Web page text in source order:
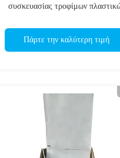
συσκευασίας τροφίμων
Πάρτε την καλύτερη τιμή